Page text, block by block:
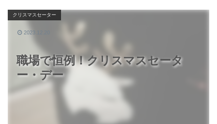
職場で恒例！クリスマスセータ
ー・デー
クリスマスセーター
2023.12.20